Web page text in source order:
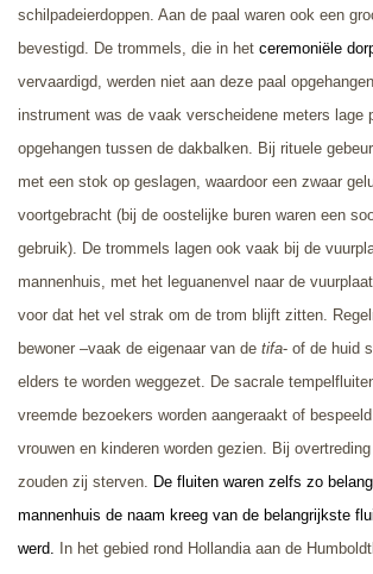
schilpadeierdoppen. Aan de paal waren ook een
bevestigd. De trommels, die in het ceremoniële
vervaardigd, werden niet aan deze paal
instrument was de vaak verscheidene meters lage
opgehangen tussen de dakbalken. Bij rituele
met een stok op geslagen, waardoor een zwaar
voortgebracht (bij de oostelijke buren waren een
gebruik). De trommels lagen ook vaak bij de
mannenhuis, met het leguanenvel naar de
voor dat het vel strak om de trom blijft zitten.
bewoner –vaak de eigenaar van de tifa- of de huid
elders te worden weggezet. De sacrale
vreemde bezoekers worden aangeraakt of
vrouwen en kinderen worden gezien. Bij
zouden zij sterven.
De fluiten waren zelfs zo
mannenhuis de naam kreeg van de belangrijkste
werd.
In het gebied rond Hollandia aan de